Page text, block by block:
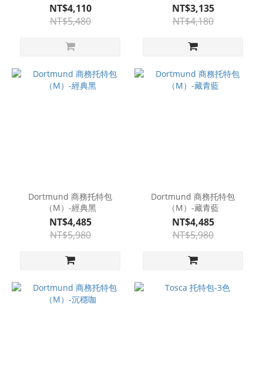
NT$4,110
NT$5,480
NT$3,135
NT$4,180
Dortmund 商務托特包
（M）-經典黑
NT$4,485
NT$5,980
Dortmund 商務托特包
（M）-藏青藍
NT$4,485
NT$5,980